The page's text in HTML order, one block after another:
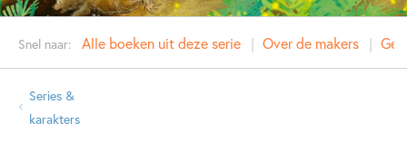
Snel naar: Alle boeken uit deze serie Over de makers
Series &
karakters